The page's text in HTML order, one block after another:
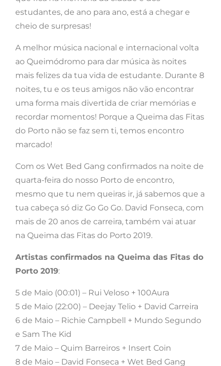
estudantes, de ano para ano, está a chegar e
cheio de surpresas!
A melhor música nacional e internacional volta
ao Queimódromo para dar música às noites
mais felizes da tua vida de estudante. Durante 8
noites, tu e os teus amigos não vão encontrar
uma forma mais divertida de criar memórias e
recordar momentos! Porque a Queima das Fitas
do Porto não se faz sem ti, temos encontro
marcado!
Com os Wet Bed Gang confirmados na noite de
quarta-feira do nosso Porto de encontro,
mesmo que tu nem queiras ir, já sabemos que a
tua cabeça só diz Go Go Go. David Fonseca, com
mais de 20 anos de carreira, também vai atuar
na Queima das Fitas do Porto 2019.
Artistas confirmados na Queima das Fitas do
Porto 2019:
5 de Maio (00:01) – Rui Veloso + 100Aura
5 de Maio (22:00) – Deejay Telio + David Carreira
6 de Maio – Richie Campbell + Mundo Segundo
e Sam The Kid
7 de Maio – Quim Barreiros + Insert Coin
8 de Maio – David Fonseca + Wet Bed Gang